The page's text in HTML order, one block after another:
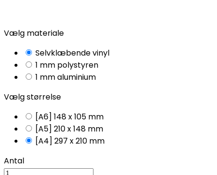
Vælg materiale
Selvklæbende vinyl
1 mm polystyren
1 mm aluminium
Vælg størrelse
[A6] 148 x 105 mm
[A5] 210 x 148 mm
[A4] 297 x 210 mm
Antal